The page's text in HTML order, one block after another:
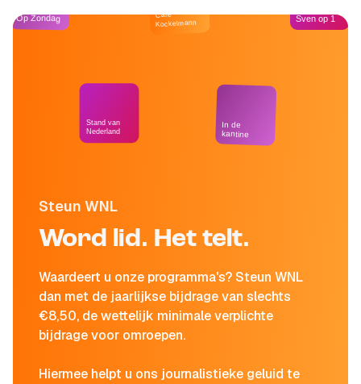
Steun WNL
Word lid. Het telt.
Waardeert u onze programma's? Steun WNL
dan met de jaarlijkse bijdrage van slechts
€8,50, de wettelijk minimale verplichte
bijdrage voor omroepen.
Hiermee helpt u ons journalistieke geluid te
Op Zondag
Stand van
Nederland
Café
Kockelmann
In de
kantine
Sven op 1